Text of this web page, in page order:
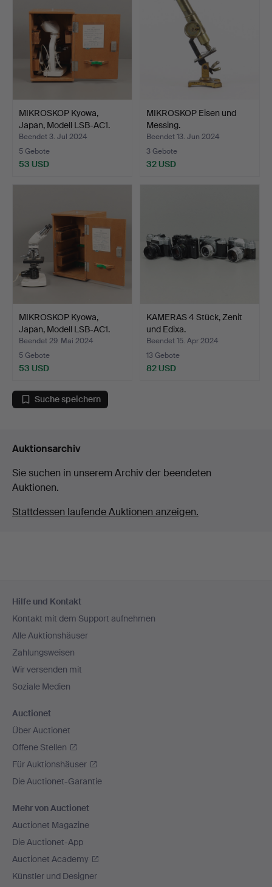
MIKROSKOP Kyowa,
Japan, Modell LSB-AC1.
Beendet 3. Jul 2024
5 Gebote
53 USD
MIKROSKOP Eisen und
Messing.
Beendet 13. Jun 2024
3 Gebote
32 USD
MIKROSKOP Kyowa,
Japan, Modell LSB-AC1.
Beendet 29. Mai 2024
5 Gebote
53 USD
KAMERAS 4 Stück, Zenit
und Edixa.
Beendet 15. Apr 2024
13 Gebote
82 USD
Suche speichern
Auktionsarchiv
Sie suchen in unserem Archiv der beendeten
Auktionen.
Stattdessen laufende Auktionen anzeigen.
Navigation
Hilfe und Kontakt
Kontakt mit dem Support aufnehmen
Alle Auktionshäuser
Zahlungsweisen
Wir versenden mit
Soziale Medien
Auctionet
Über Auctionet
Offene Stellen
Für Auktionshäuser
Die Auctionet-Garantie
Mehr von Auctionet
Auctionet Magazine
Die Auctionet-App
Auctionet Academy
Künstler und Designer